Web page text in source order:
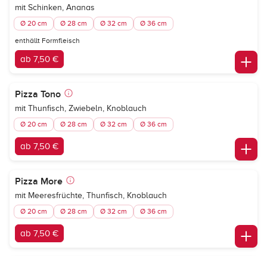
mit Schinken, Ananas
Ø 20 cm Ø 28 cm Ø 32 cm Ø 36 cm
enthällt Formfleisch
ab 7,50 €
Pizza Tono
mit Thunfisch, Zwiebeln, Knoblauch
Ø 20 cm Ø 28 cm Ø 32 cm Ø 36 cm
ab 7,50 €
Pizza More
mit Meeresfrüchte, Thunfisch, Knoblauch
Ø 20 cm Ø 28 cm Ø 32 cm Ø 36 cm
ab 7,50 €